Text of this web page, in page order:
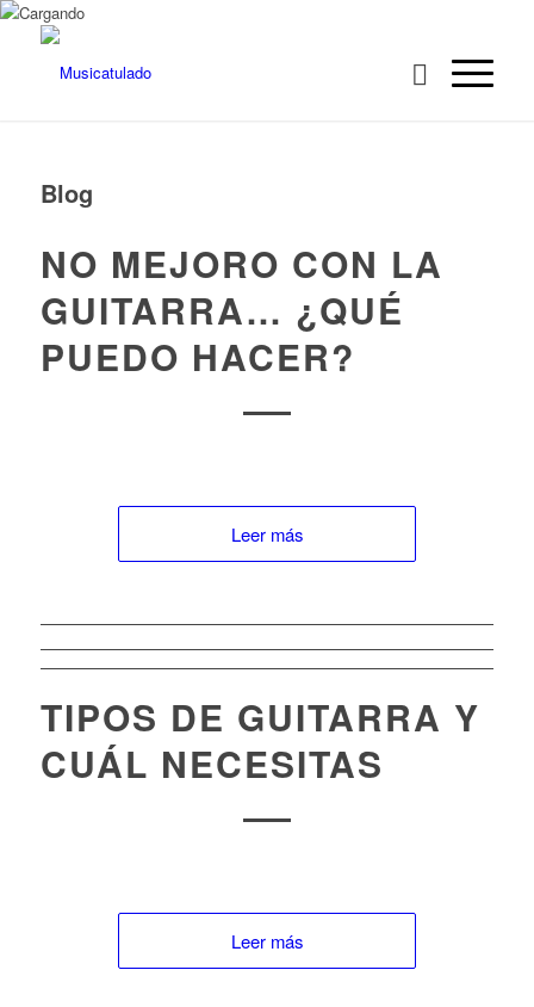
Blog
NO MEJORO CON LA
GUITARRA… ¿QUÉ
PUEDO HACER?
Leer más
TIPOS DE GUITARRA Y
CUÁL NECESITAS
Leer más